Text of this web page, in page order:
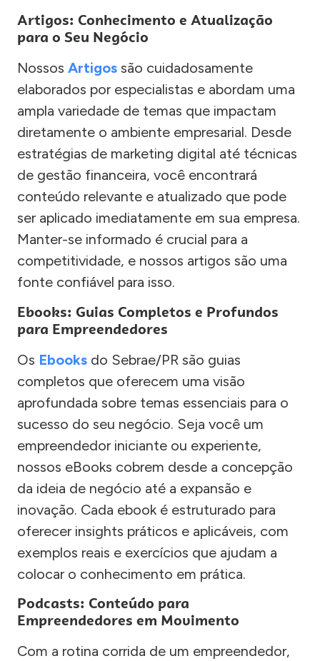
Artigos: Conhecimento e Atualização
para o Seu Negócio
Nossos Artigos são cuidadosamente
elaborados por especialistas e abordam uma
ampla variedade de temas que impactam
diretamente o ambiente empresarial. Desde
estratégias de marketing digital até técnicas
de gestão financeira, você encontrará
conteúdo relevante e atualizado que pode
ser aplicado imediatamente em sua empresa.
Manter-se informado é crucial para a
competitividade, e nossos artigos são uma
fonte confiável para isso.
Ebooks: Guias Completos e Profundos
para Empreendedores
Os Ebooks do Sebrae/PR são guias
completos que oferecem uma visão
aprofundada sobre temas essenciais para o
sucesso do seu negócio. Seja você um
empreendedor iniciante ou experiente,
nossos eBooks cobrem desde a concepção
da ideia de negócio até a expansão e
inovação. Cada ebook é estruturado para
oferecer insights práticos e aplicáveis, com
exemplos reais e exercícios que ajudam a
colocar o conhecimento em prática.
Podcasts: Conteúdo para
Empreendedores em Movimento
Com a rotina corrida de um empreendedor,